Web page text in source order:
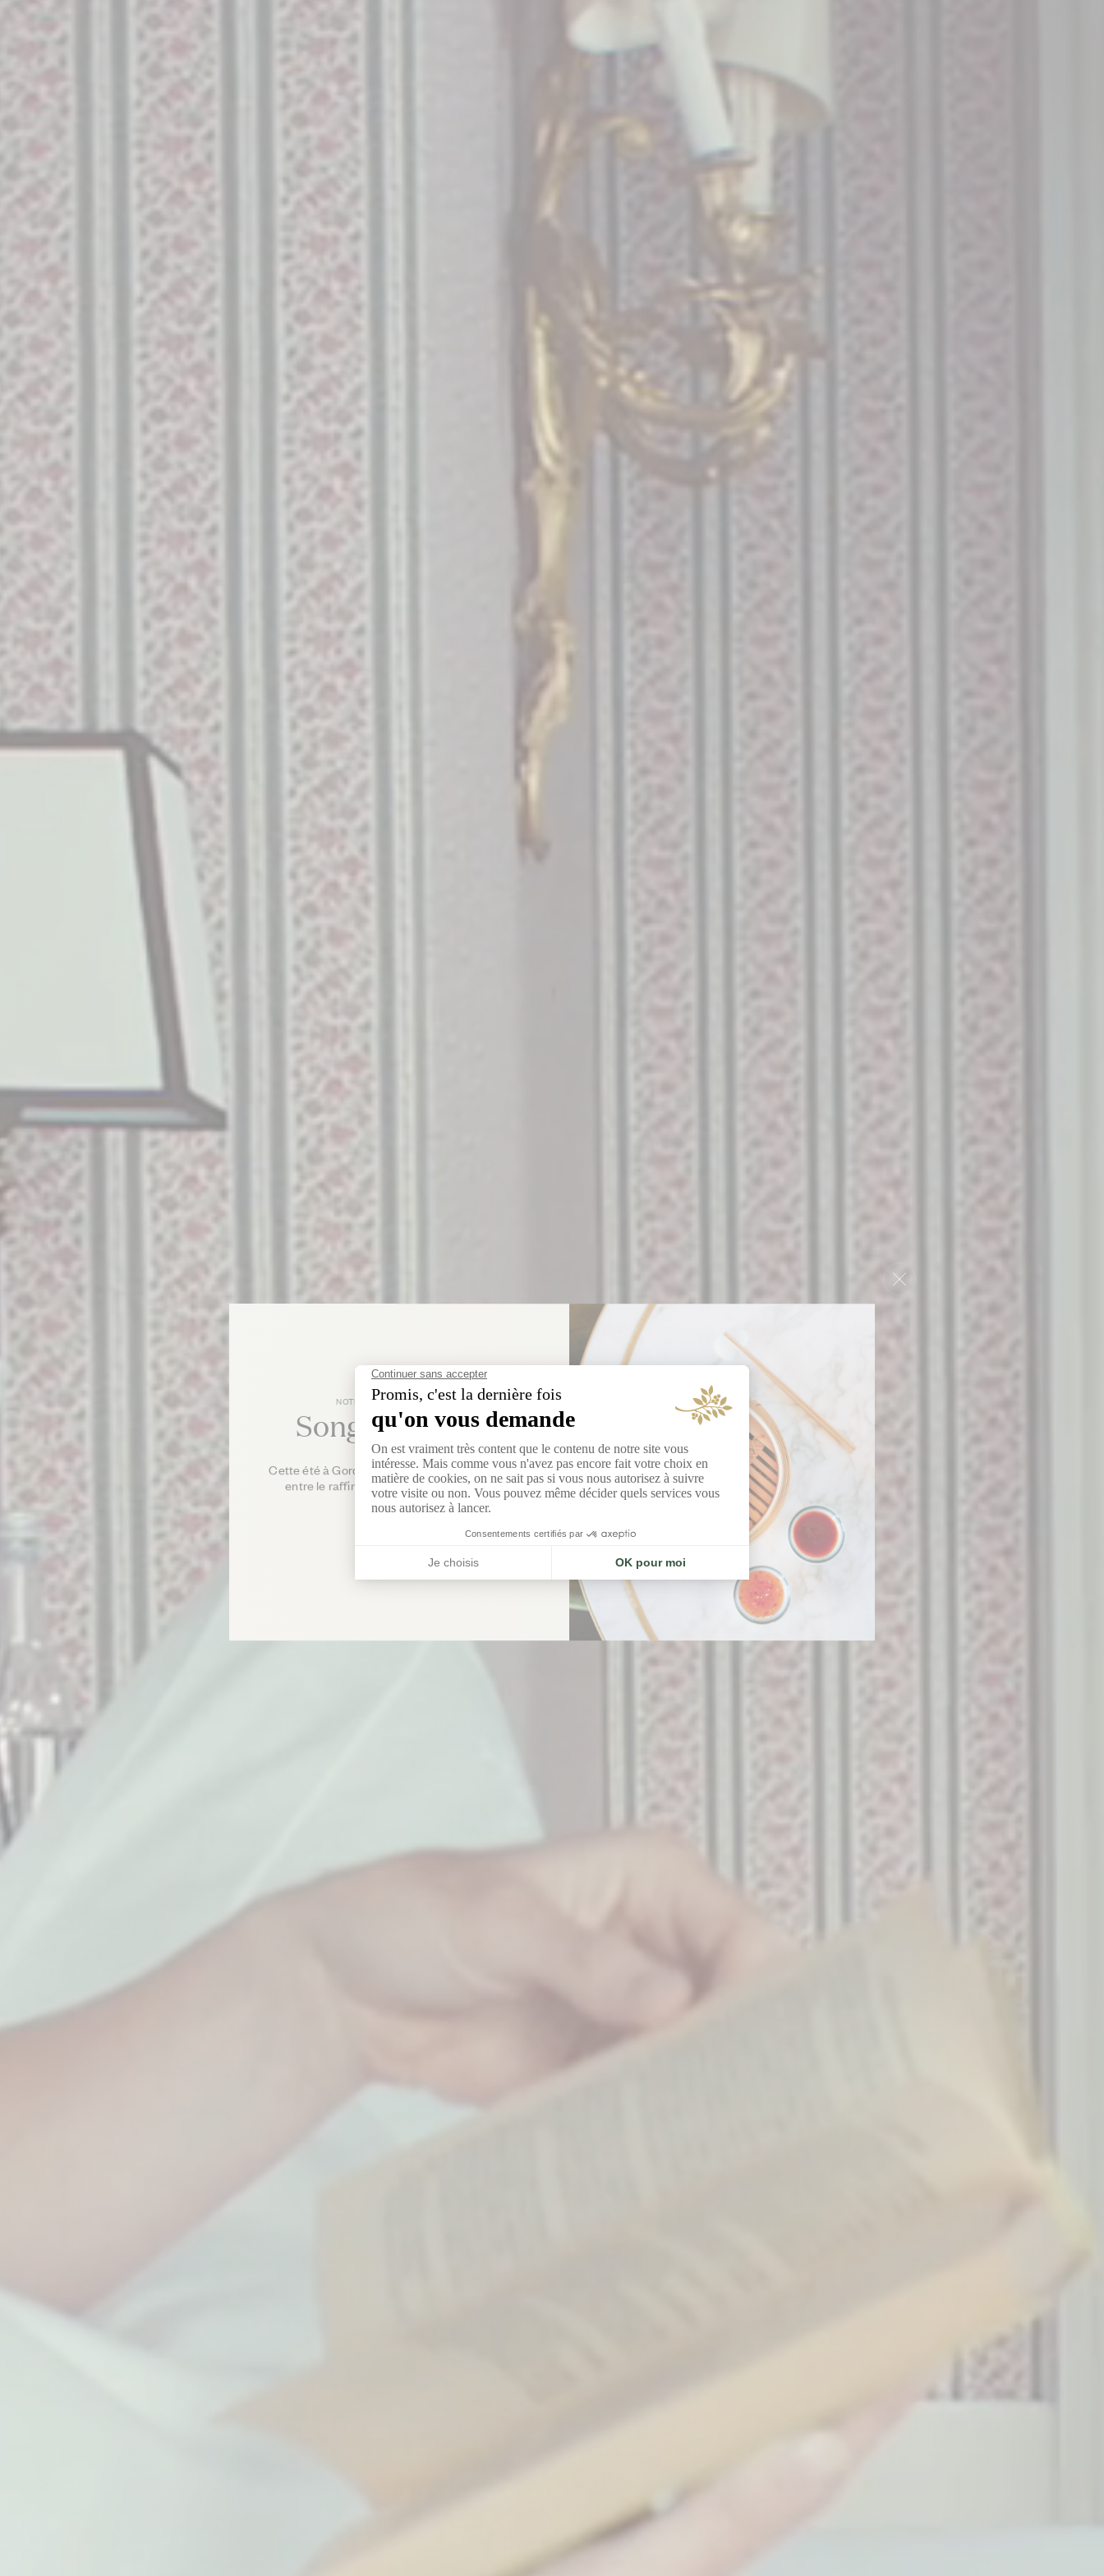
NOTRE NOUVELLE ADRESSE
Song Qi Gordes
Cette été à Gordes, Song Qi célèbre la rencontre
entre le raffinement asiatique et l’élégance
provençale.